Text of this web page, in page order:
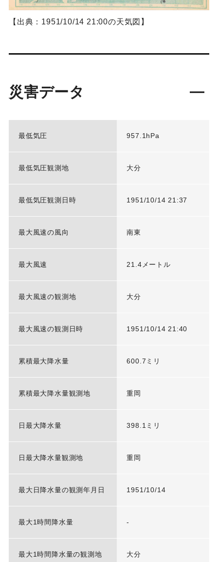
【出典：1951/10/14 21:00の天気図】
災害データ
最低気圧 957.1hPa
最低気圧観測地 大分
最低気圧観測日時 1951/10/14 21:37
最大風速の風向 南東
最大風速 21.4メートル
最大風速の観測地 大分
最大風速の観測日時 1951/10/14 21:40
累積最大降水量 600.7ミリ
累積最大降水量観測地 重岡
日最大降水量 398.1ミリ
日最大降水量観測地 重岡
最大日降水量の観測年月日 1951/10/14
最大1時間降水量 -
最大1時間降水量の観測地 大分